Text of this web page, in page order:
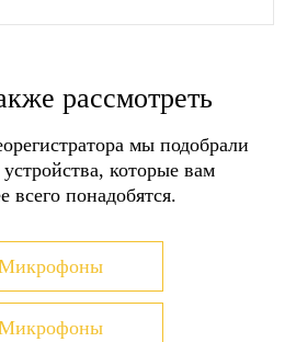
кнопки
запись по принуждению
для выз.панелей: 2
: 2 камеры
пластик, стекло, металл
Питербурге
выдачи заказов
компаниями
России
способами доставки можно
рассмотреть
мы подобрали
которые вам
всего понадобятся.